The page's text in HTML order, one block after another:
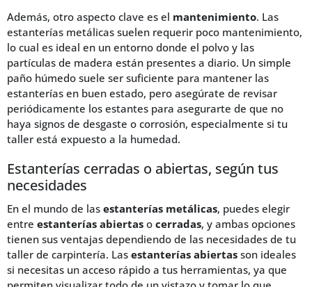
Además, otro aspecto clave es el mantenimiento. Las
estanterías metálicas suelen requerir poco mantenimiento,
lo cual es ideal en un entorno donde el polvo y las
partículas de madera están presentes a diario. Un simple
paño húmedo suele ser suficiente para mantener las
estanterías en buen estado, pero asegúrate de revisar
periódicamente los estantes para asegurarte de que no
haya signos de desgaste o corrosión, especialmente si tu
taller está expuesto a la humedad.
Estanterías cerradas o abiertas, según tus
necesidades
En el mundo de las estanterías metálicas, puedes elegir
entre estanterías abiertas o cerradas, y ambas opciones
tienen sus ventajas dependiendo de las necesidades de tu
taller de carpintería. Las estanterías abiertas son ideales
si necesitas un acceso rápido a tus herramientas, ya que